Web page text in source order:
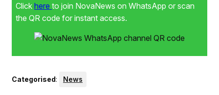
Click here to join NovaNews on WhatsApp or scan
the QR code for instant access.
Categorised: News